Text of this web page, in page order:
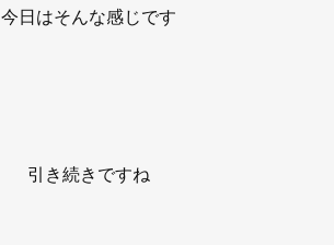
今日はそんな感じです
引き続きですね